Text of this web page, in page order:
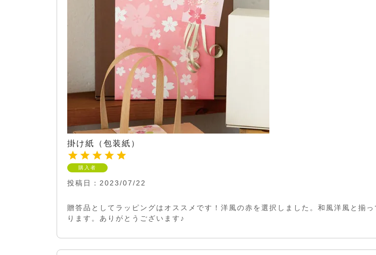
掛け紙（包装紙）
購入者
投稿日 2023/07/22
贈答品としてラッピングはオススメです！洋風の赤を選択しました。和風洋風と揃
ります。ありがとうございます♪